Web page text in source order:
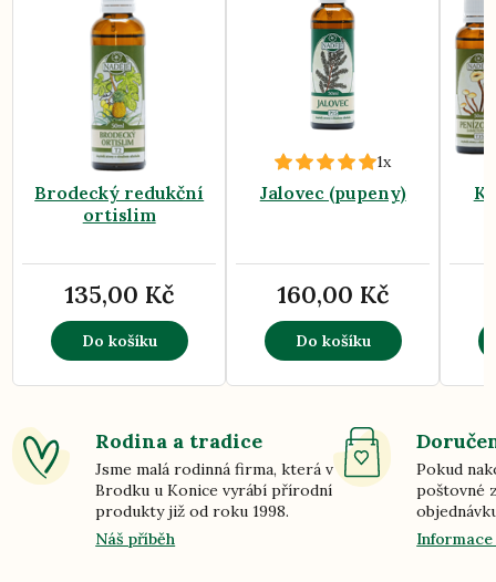
Brodecký redukční
ortislim
135,00 Kč
Do košíku
1x
Jalovec (pupeny)
160,00 Kč
Do košíku
Rodina a tradice
Jsme malá rodinná firma, která v
Brodku u Konice vyrábí přírodní
produkty již od roku 1998.
Náš příběh
Pokud
poštovné